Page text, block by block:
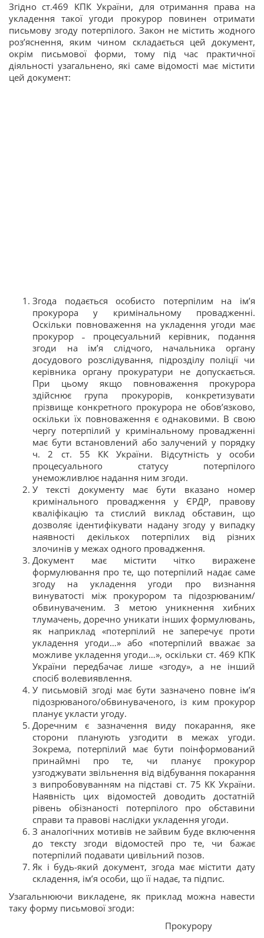
Згідно ст.469 КПК України, для отримання права на
укладення такої угоди прокурор повинен отримати
письмову згоду потерпілого. Закон не містить жодного
роз’яснення, яким чином складається цей документ,
окрім письмової форми, тому під час практичної
діяльності узагальнено, які саме відомості має містити
цей документ:
Згода подається особисто потерпілим на ім’я
прокурора у кримінальному провадженні.
Оскільки повноваження на укладення угоди має
прокурор ˗ процесуальний керівник, подання
згоди на ім’я слідчого, начальника органу
досудового розслідування, підрозділу поліції чи
керівника органу прокуратури не допускається.
При цьому якщо повноваження прокурора
здійснює група прокурорів, конкретизувати
прізвище конкретного прокурора не обов’язково,
оскільки їх повноваження є однаковими. В свою
чергу потерпілий у кримінальному провадженні
має бути встановлений або залучений у порядку
ч. 2 ст. 55 КК України. Відсутність у особи
процесуального статусу потерпілого
унеможливлює надання ним згоди.
У тексті документу має бути вказано номер
кримінального провадження у ЄРДР, правову
кваліфікацію та стислий виклад обставин, що
дозволяє ідентифікувати надану згоду у випадку
наявності декількох потерпілих від різних
злочинів у межах одного провадження.
Документ має містити чітко виражене
формулювання про те, що потерпілий надає саме
згоду на укладення угоди про визнання
винуватості між прокурором та підозрюваним/
обвинуваченим. З метою уникнення хибних
тлумачень, доречно уникати інших формулювань,
як наприклад «потерпілий не заперечує проти
укладення угоди…» або «потерпілий вважає за
можливе укладення угоди…», оскільки ст. 469 КПК
України передбачає лише «згоду», а не інший
спосіб волевиявлення.
У письмовій згоді має бути зазначено повне ім’я
підозрюваного/обвинуваченого, із ким прокурор
планує укласти угоду.
Доречним є зазначення виду покарання, яке
сторони планують узгодити в межах угоди.
Зокрема, потерпілий має бути поінформований
принаймні про те, чи планує прокурор
узгоджувати звільнення від відбування покарання
з випробовуванням на підставі ст. 75 КК України.
Наявність цих відомостей доводить достатній
рівень обізнаності потерпілого про обставини
справи та правові наслідки укладення угоди.
З аналогічних мотивів не зайвим буде включення
до тексту згоди відомостей про те, чи бажає
потерпілий подавати цивільний позов.
Як і будь-який документ, згода має містити дату
складення, ім’я особи, що її надає, та підпис.
Узагальнюючи викладене, як приклад можна навести
таку форму письмової згоди:
Прокурору